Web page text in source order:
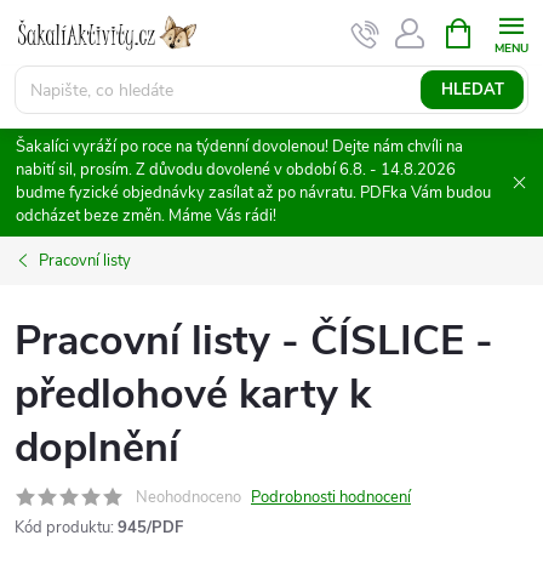
Přejít
obsah
HLEDAT
NÁKUPNÍ
KOŠÍK
Šakalíci vyráží po roce na týdenní dovolenou! Dejte nám chvíli na
nabití sil, prosím. Z důvodu dovolené v období 6.8. - 14.8.2026
budme fyzické objednávky zasílat až po návratu. PDFka Vám budou
odcházet beze změn. Máme Vás rádi!
Pracovní listy
Pracovní listy - ČÍSLICE -
předlohové karty k
doplnění
Neohodnoceno Podrobnosti hodnocení
Kód produktu: 945/PDF